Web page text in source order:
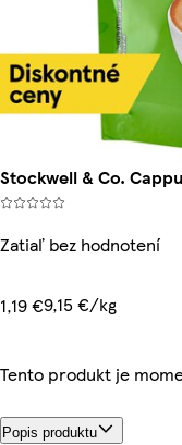
Stockwell & Co.
Zatiaľ bez hodnotení
1,19 €9,15 €/kg
Tento produkt je
Popis produktu